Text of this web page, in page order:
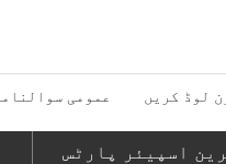
عمومی سوالنامہ لوڈ کریں
اسپیئر پارٹس